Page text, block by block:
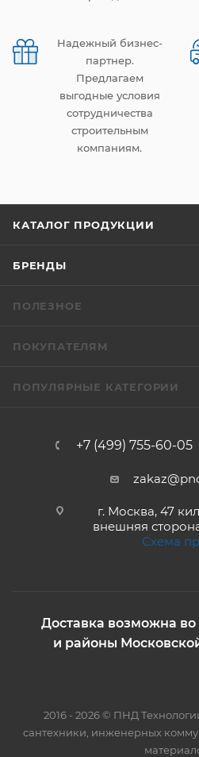
Надежный бизнес-
партнер.
Предлагаем
выгодные условия
сотрудничества
строительным
компаниям.
КАТАЛОГ ПРОДУКЦИИ
БРЕНДЫ
ПОЛЕЗНОЕ
ПОКУПАТЕЛЯМ
ПОПУЛЯРНЫЕ КАТЕГОРИИ
+7 (499) 755-60-05
г. Москва, 47
внешняя
Схема
Доставка возможна во
и районы
2016 - 2026 © ПНД
сантехники, инженерных